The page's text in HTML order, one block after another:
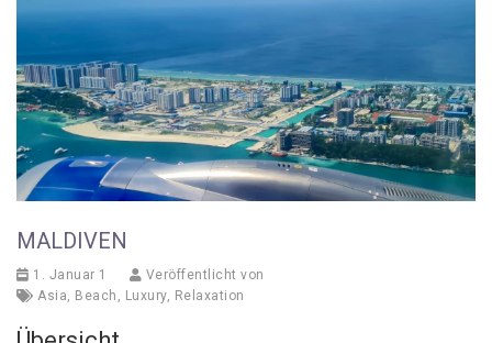
MALDIVEN
1. Januar 1
Veröffentlicht von
Asia
Beach Luxury, Relaxation